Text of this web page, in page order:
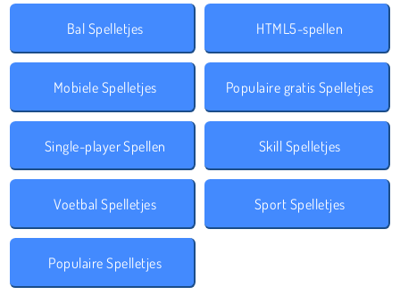
Bal Spelletjes HTML5-spellen
Mobiele Spelletjes Populaire gratis Spelletjes
Single-player Spellen Skill Spelletjes
Voetbal Spelletjes Sport Spelletjes
Populaire Spelletjes